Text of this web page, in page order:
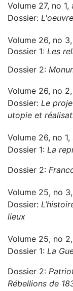
Volume 27, no
Dossier:
Volume 26, no
Dossier 1: Les
Dossier 2:
Volume 26, no
Dossier: Le
utopie et
Volume 26, no
Dossier 1: La
Dossier 2:
Volume 25, no
Dossier:
lieux
Volume 25, no
Dossier 1: La
Dossier 2:
Rébellions de